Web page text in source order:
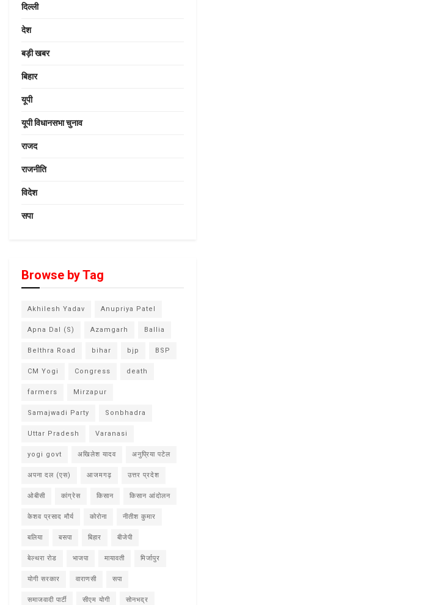
दिल्ली
देश
बड़ी खबर
बिहार
यूपी
यूपी विधानसभा चुनाव
राजद
राजनीति
विदेश
सपा
Browse by Tag
Akhilesh Yadav Anupriya Patel
Apna Dal (S) Azamgarh Ballia
Belthra Road bihar bjp BSP
CM Yogi Congress death
farmers Mirzapur
Samajwadi Party Sonbhadra
Uttar Pradesh Varanasi
yogi govt अखिलेश यादव अनुप्रिया पटेल
अपना दल (एस) आजमगढ़ उत्तर प्रदेश
ओबीसी कांग्रेस किसान किसान आंदोलन
केशव प्रसाद मौर्य कोरोना नीतीश कुमार
बलिया बसपा बिहार बीजेपी
बेल्थरा रोड भाजपा मायावती मिर्जापुर
योगी सरकार वाराणसी सपा
समाजवादी पार्टी सीएम योगी सोनभद्र